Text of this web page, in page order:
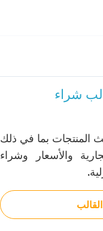
شراء
المنتجات بما في ذلك
والأسعار وشراء